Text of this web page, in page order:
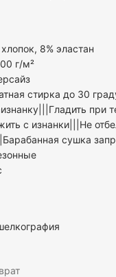
8% эластан
г/м²
стирка до 30
при
с изнанки|||Не
сушка